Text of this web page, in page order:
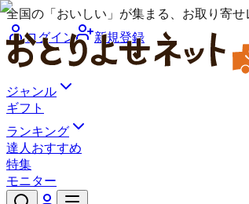
全国の「おいしい」が集まる、お取り寄せ
ログイン
新規登録
ジャンル
ギフト
ランキング
達人おすすめ
特集
モニター